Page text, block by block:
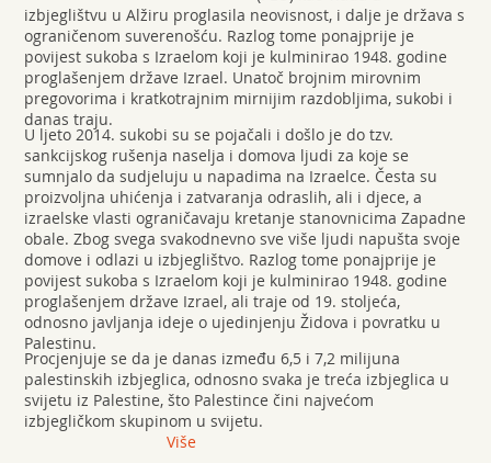
izbjeglištvu u Alžiru proglasila neovisnost, i dalje je država s
ograničenom suverenošću. Razlog tome ponajprije je
povijest sukoba s Izraelom koji je kulminirao 1948. godine
proglašenjem države Izrael. Unatoč brojnim mirovnim
pregovorima i kratkotrajnim mirnijim razdobljima, sukobi i
danas traju.
U ljeto 2014. sukobi su se pojačali i došlo je do tzv.
sankcijskog rušenja naselja i domova ljudi za koje se
sumnjalo da sudjeluju u napadima na Izraelce. Česta su
proizvoljna uhićenja i zatvaranja odraslih, ali i djece, a
izraelske vlasti ograničavaju kretanje stanovnicima Zapadne
obale. Zbog svega svakodnevno sve više ljudi napušta svoje
domove i odlazi u izbjeglištvo. Razlog tome ponajprije je
povijest sukoba s Izraelom koji je kulminirao 1948. godine
proglašenjem države Izrael, ali traje od 19. stoljeća,
odnosno javljanja ideje o ujedinjenju Židova i povratku u
Palestinu.
Procjenjuje se da je danas između 6,5 i 7,2 milijuna
palestinskih izbjeglica, odnosno svaka je treća izbjeglica u
svijetu iz Palestine, što Palestince čini najvećom
izbjegličkom skupinom u svijetu.
Više